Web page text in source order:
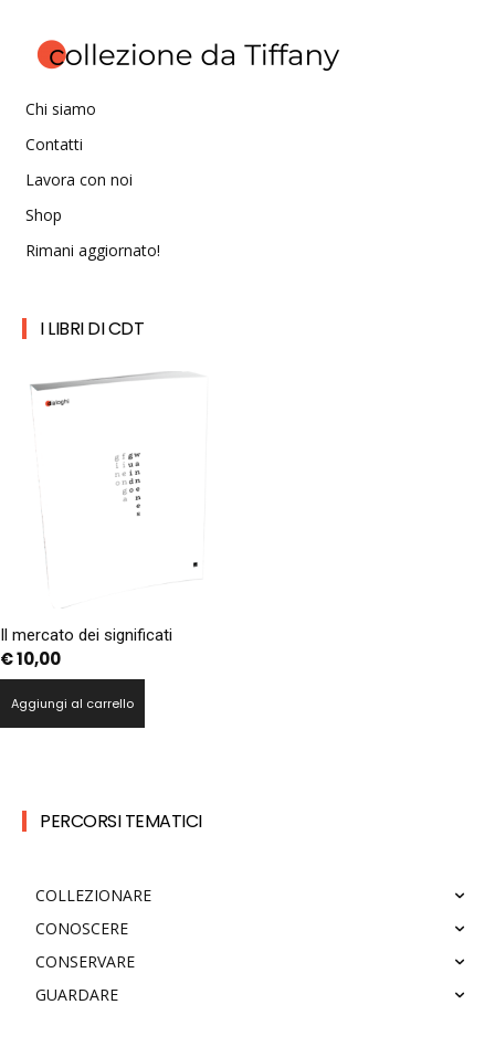
Chi siamo
Contatti
Lavora con noi
Shop
Rimani aggiornato!
I LIBRI DI CDT
Il mercato dei significati
€10,00
Aggiungi al carrello
PERCORSI TEMATICI
COLLEZIONARE
CONOSCERE
CONSERVARE
GUARDARE